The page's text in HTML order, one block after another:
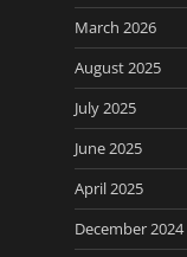
March 2026
August 2025
July 2025
June 2025
April 2025
December 2024